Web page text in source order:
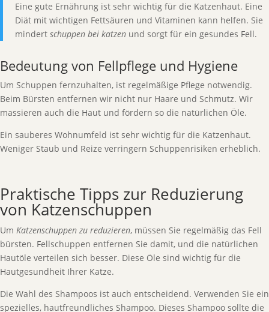
Eine gute Ernährung ist sehr wichtig für die Katzenhaut. Eine
Diät mit wichtigen Fettsäuren und Vitaminen kann helfen. Sie
mindert schuppen bei katzen und sorgt für ein gesundes Fell.
Bedeutung von Fellpflege und Hygiene
Um Schuppen fernzuhalten, ist regelmäßige Pflege notwendig.
Beim Bürsten entfernen wir nicht nur Haare und Schmutz. Wir
massieren auch die Haut und fördern so die natürlichen Öle.
Ein sauberes Wohnumfeld ist sehr wichtig für die Katzenhaut.
Weniger Staub und Reize verringern Schuppenrisiken erheblich.
Praktische Tipps zur Reduzierung
von Katzenschuppen
Um Katzenschuppen zu reduzieren, müssen Sie regelmäßig das Fell
bürsten. Fellschuppen entfernen Sie damit, und die natürlichen
Hautöle verteilen sich besser. Diese Öle sind wichtig für die
Hautgesundheit Ihrer Katze.
Die Wahl des Shampoos ist auch entscheidend. Verwenden Sie ein
spezielles, hautfreundliches Shampoo. Dieses Shampoo sollte die